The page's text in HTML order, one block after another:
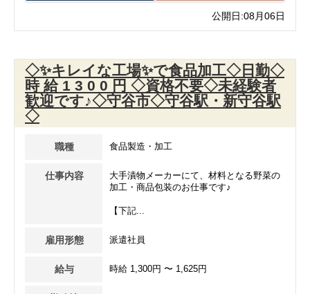
公開日:08月06日
◇✨キレイな工場✨で食品加工◇日勤◇
時 給 1 3 0 0 円 ◇資格不要◇未経験者
歓迎です♪◇守谷市◇守谷駅・新守谷駅
◇
職種 食品製造・加工
仕事内容
大手漬物メーカーにて、材料となる野菜の
加工・商品包装のお仕事です♪
【下記...
雇用形態 派遣社員
給与 時給 1,300円 〜 1,625円